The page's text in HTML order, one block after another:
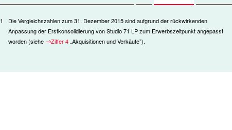
1
Die Vergleichszahlen zum 31. Dezember 2015 sind aufgrund der rückwirkenden
Anpassung der Erstkonsolidierung von Studio 71 LP zum Erwerbszeitpunkt angepasst
worden (siehe
Ziffer 4 „Akquisitionen und Verkäufe”).